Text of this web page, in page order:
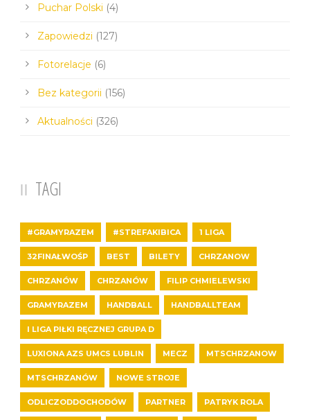
Puchar Polski (4)
Zapowiedzi (127)
Fotorelacje (6)
Bez kategorii (156)
Aktualności (326)
TAGI
#GRAMYRAZEM #STREFAKIBICA 1 LIGA
32FINAŁWOŚP BEST BILETY CHRZANOW
CHRZANÓW CHRZANÓW FILIP CHMIELEWSKI
GRAMYRAZEM HANDBALL HANDBALLTEAM
I LIGA PIŁKI RĘCZNEJ GRUPA D
LUXIONA AZS UMCS LUBLIN MECZ MTSCHRZANOW
MTSCHRZANÓW NOWE STROJE
ODLICZODDOCHODÓW PARTNER PATRYK ROLA